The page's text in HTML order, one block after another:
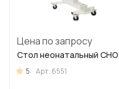
Цена по запросу
Стол неонатальный CHO
5 Арт. 6551